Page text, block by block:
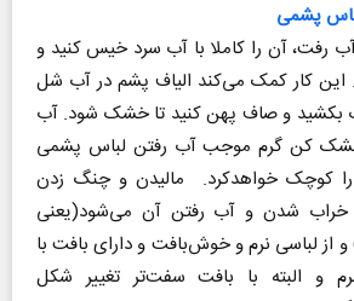
پشمی
رفت، آن را کاملا با آب سرد خیس کنید و
این کار کمک می‌کند الیاف پشم در آب شل
بکشید و صاف پهن کنید تا خشک شود. آب
کن گرم موجب آب رفتن لباس پشمی
کوچک خواهدکرد. مالیدن و چنگ زدن
شدن و آب رفتن آن می‌شود(یعنی
لباسی نرم و خوش‌بافت و دارای بافت با
و البته با بافت سفت‌تر تغییر شکل